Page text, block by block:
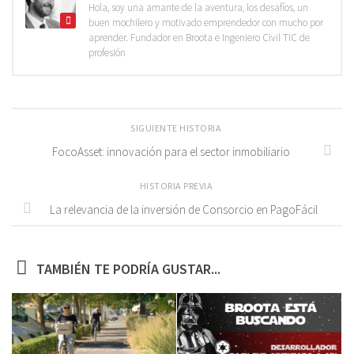
Hola, soy una amante de la aventura, los desafíos, un
buen mochilero y motivado emprendedor con mucho por
aprender. Fundador en Broota e Ingeniero Civil TIC de
profesión
SIGUIENTE HISTORIA
FocoAsset: innovación para el sector inmobiliario
HISTORIA PREVIA
La relevancia de la inversión de Consorcio en PagoFácil
TAMBIÉN TE PODRÍA GUSTAR...